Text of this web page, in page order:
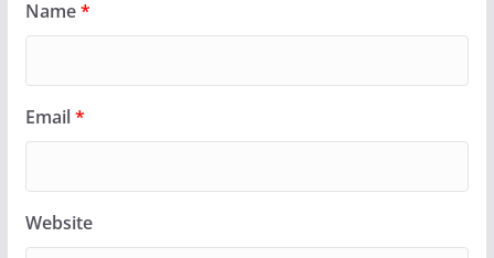
Name*
Email*
Website